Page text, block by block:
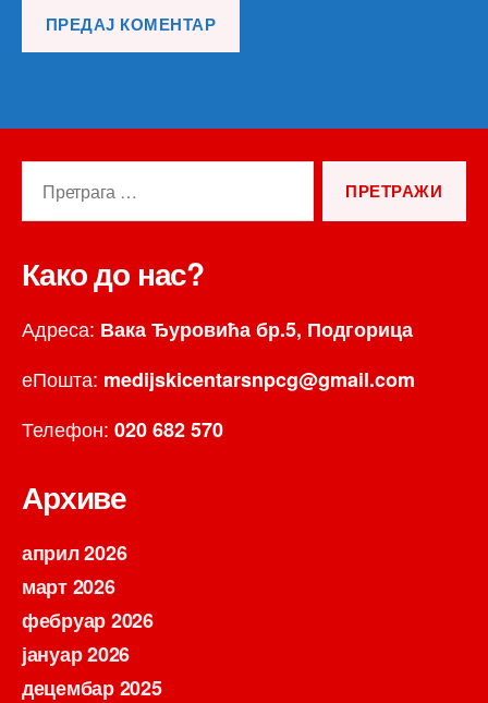
Како до нас?
Адреса: Вака Ђуровића бр.5, Подгорица
еПошта: medijskicentarsnpcg@gmail.com
Телефон: 020 682 570
Архиве
април 2026
март 2026
фебруар 2026
јануар 2026
децембар 2025